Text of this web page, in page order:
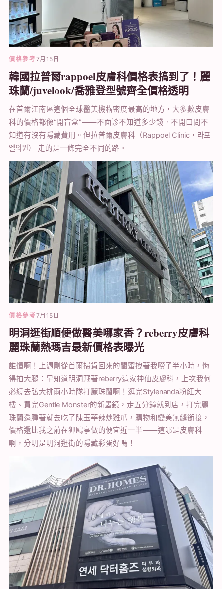
價格參考7月15日
韓國拉普爾rappoel皮膚科價格表搞到了！麗
珠蘭/juvelook/喬雅登型號齊全價格透明
在首爾江南區這個全球醫美機構密度最高的地方，大多數皮膚
科的價格都像“開盲盒”——不面診不知道多少錢，不開口問不
知道有沒有隱藏費用。但拉普爾皮膚科（Rappoel Clinic，라포
엘의원） 走的是一條完全不同的路。
價格參考7月15日
明洞逛街順便做醫美哪家香？reberry皮膚科
麗珠蘭熱瑪吉最新價格表曝光
誰懂啊！上週剛從首爾掃貨回來的閨蜜拽著我嘮了半小時，悔
得拍大腿：早知道明洞藏著reberry這家神仙皮膚科，上次我何
必繞去弘大排兩小時隊打麗珠蘭啊！逛完Stylenanda粉紅大
樓、買完Gentle Monster的新墨鏡，走五分鐘就到店，打完麗
珠蘭還腫著就去吃了陳玉華辣炒雞爪，購物和變美無縫銜接，
價格還比我之前在狎鷗亭做的便宜近一半——這哪是皮膚科
啊，分明是明洞逛街的隱藏彩蛋好嗎！